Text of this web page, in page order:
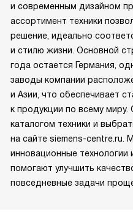
и современным дизайном
ассортимент техники
решение, идеально
и стилю жизни. Основной
года остается Германия,
заводы компании
и Азии, что обеспечивает
к продукции по всему
каталогом техники и
на сайте siemens-centre.ru.
инновационные
помогают улучшить
повседневные задачи